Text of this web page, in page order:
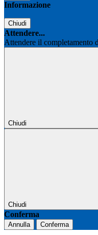
Informazione
Chiudi
Attendere...
Attendere il completamento
Chiudi
Chiudi
Conferma
Annulla Conferma